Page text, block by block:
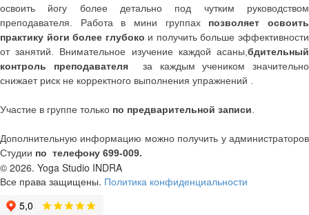
освоить йогу более детально под чутким руководством
преподавателя. Работа в мини группах позволяет освоить
практику йоги более глубоко и получить больше эффективности
от занятий. Внимательное изучение каждой асаны, бдительный
контроль преподавателяза каждым учеником значительно
снижает риск не корректного выполнения упражнений .
Участие в группе только по предварительной записи
Дополнительную информацию можно получить у администраторов
Студии по телефону 699-009.
© 2026. Yoga Studio INDRA
Все права защищены. Политика конфиденциальности